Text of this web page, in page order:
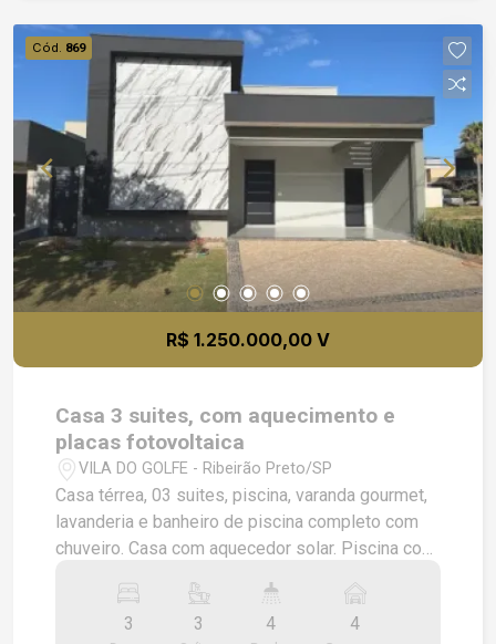
Cód. 869
R$ 1.250.000,00 V
Casa 3 suites, com aquecimento e
placas fotovoltaica
VILA DO GOLFE - Ribeirão Preto/SP
Casa térrea, 03 suites, piscina, varanda gourmet,
lavanderia e banheiro de piscina completo com
chuveiro. Casa com aquecedor solar. Piscina com
Cascata, Venezianas automatizadas, Varanda
com granito preto, Cozinha ampla rica em
3 3 4 4